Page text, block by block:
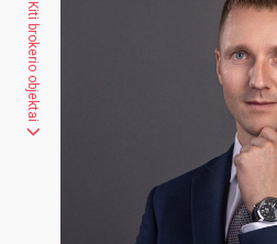
Kiti brokerio objektai